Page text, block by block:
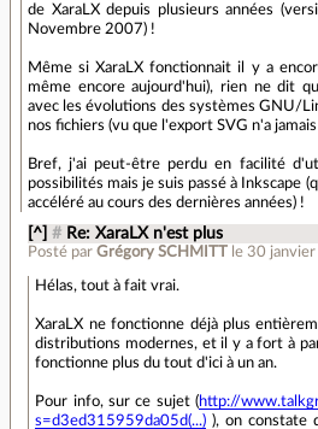
de XaraLX depuis plusieurs années
Novembre 2007) !
Même si XaraLX fonctionnait il y a
même encore aujourd'hui), rien ne dit
avec les évolutions des systèmes GNU/
nos fichiers (vu que l'export SVG n'a
Bref, j'ai peut-être perdu en facilité
possibilités mais je suis passé à Inkscape
accéléré au cours des dernières années) !
[^] # Re: XaraLX n'est plus
Posté parGrégory SCHMITT le 30
Hélas, tout à fait vrai.
XaraLX ne fonctionne déjà plus
distributions modernes, et il y a fort à
fonctionne plus du tout d'ici à un an.
Pour info, sur ce sujet (http://
s=d3ed315959da05d(...) ), on constate